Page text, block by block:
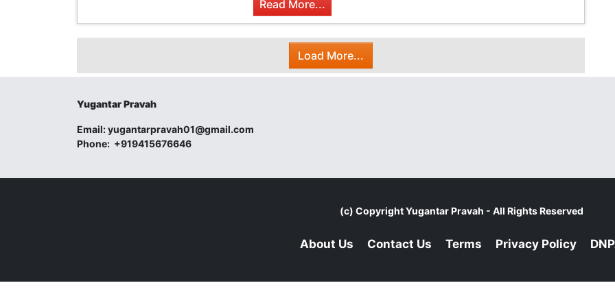
Read More...
Load More...
Yugantar Pravah
Email:yugantarpravah01@gmail.com
Phone: +919415676646
(c) CopyrightYugantar Pravah - All Rights Reserved
About Us Contact Us Terms Privacy Policy